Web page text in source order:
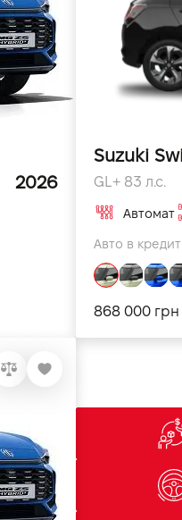
2026
Suzuki
GL+ 83 л.с.
Автомат
Авто в
868 000 грн